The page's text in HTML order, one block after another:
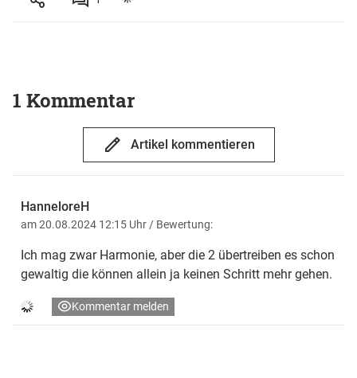
1 Kommentar
Artikel kommentieren
HanneloreH
am 20.08.2024 12:15 Uhr / Bewertung:
Ich mag zwar Harmonie, aber die 2 übertreiben es schon
gewaltig die können allein ja keinen Schritt mehr gehen.
Kommentar melden